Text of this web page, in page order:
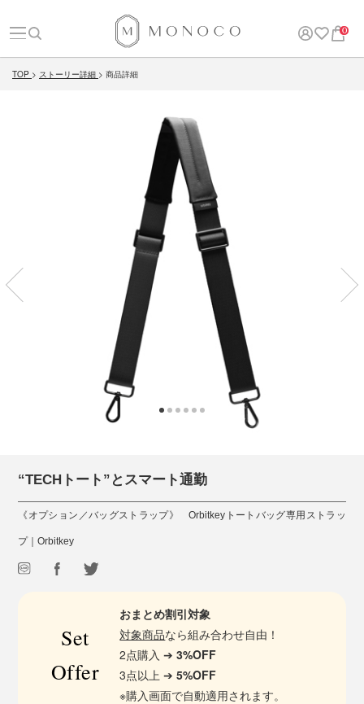
0
TOP ストーリー詳細 商品詳細
“TECHトート”とスマート通勤
《オプション／バッグストラップ》 Orbitkeyトートバッグ専用ストラッ
プ｜Orbitkey
Set
Offer
おまとめ割引対象
対象商品なら組み合わせ自由！
2点購入 ➔3%OFF
3点以上 ➔5%OFF
※購入画面で自動適用されます。